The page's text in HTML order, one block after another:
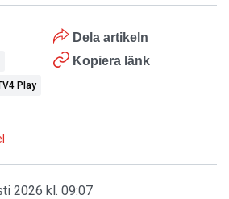
Dela artikeln
Kopiera länk
Play
2026 kl. 09:07